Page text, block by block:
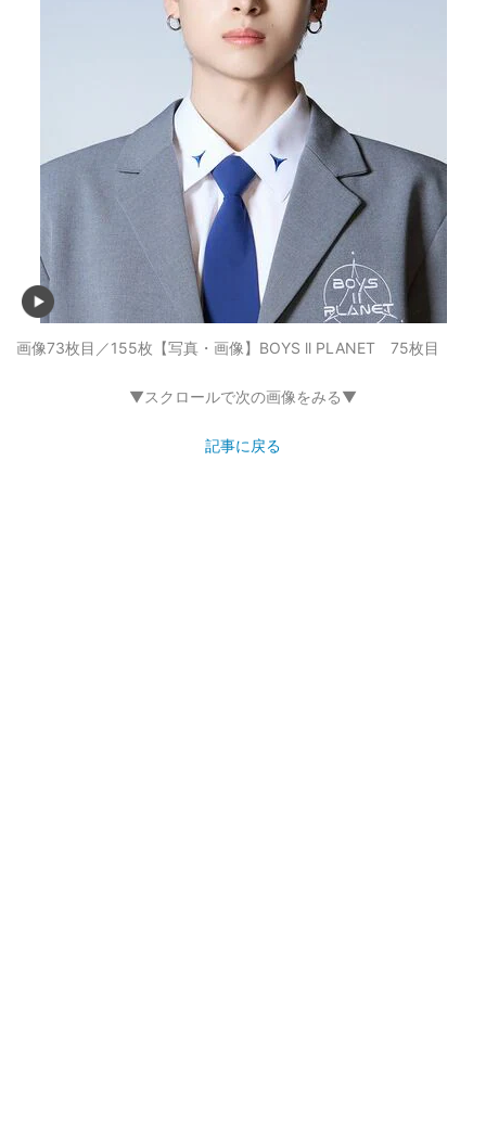
画像73枚目／155枚 【写真・画像】BOYS ll PLANET 75枚目
▼スクロールで次の画像をみる▼
記事に戻る